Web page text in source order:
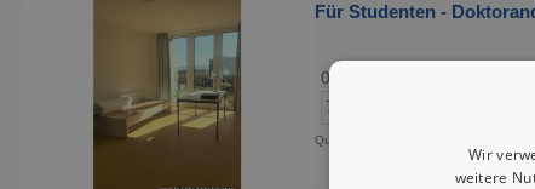
Für Studenten -
01187 Dresden / Cotta
73,33 m²
Quelle: Internet-Kleinanzeigen
Wir
weitere